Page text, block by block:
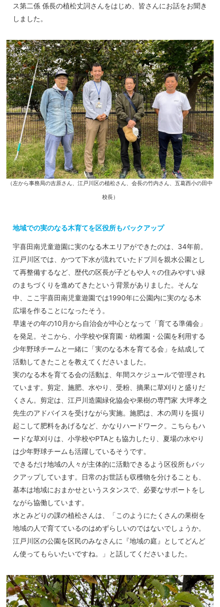
ス第二係 係長の植松丈詞さんをはじめ、皆さんにお話をお聞き
しました。
（左から事務局の吉原さん、江戸川区の植松さん、会長の竹内さん、五葛西小の田中
校長）
地域での実のなる木育てを区役所もバックアップ
宇喜田南児童遊園に実のなる木エリアができたのは、34年前。
江戸川区では、かつて下水が流れていたドブ川を親水公園とし
て再整備するなど、歴代の区長が子どもや人々の住みやすい緑
のまちづくりを進めてきたという背景がありました。そんな
中、ここ宇喜田南児童遊園では1990年に公園内に実のなる木
広場を作ることになったそう。
早速その年の10月から自治会が中心となって「育てる準備会」
を発足。そこから、小学校や保育園・幼稚園・公園を利用する
少年野球チームと一緒に「実のなる木を育てる会」を結成して
活動してきたことを教えてくださいました。
実のなる木を育てる会の活動は、年間スケジュールで管理され
ています。剪定、施肥、水やり、受粉、摘果に草刈りと盛りだ
くさん。剪定は、江戸川造園緑化協会や果樹の専門家 大坪孝之
先生のアドバイスを受けながら実施。施肥は、木の周りを掘り
起こして肥料をあげるなど、かなりハードワーク。こちらもハ
ードな草刈りは、小学校やPTAとも協力したり、夏場の水やり
は少年野球チームも活躍しているそうです。
できるだけ地域の人々が主体的に活動できるよう区役所もバッ
クアップしています。日常のお世話も収穫物を分けることも、
基本は地域におまかせというスタンスで、必要なサポートをし
ながら協働しています。
水とみどりの課の植松さんは、「このようにたくさんの果樹を
地域の人で育てているのはめずらしいのではないでしょうか。
江戸川区の公園を区民のみなさんに『地域の庭』としてどんど
ん使ってもらいたいですね。」と話してくださいました。